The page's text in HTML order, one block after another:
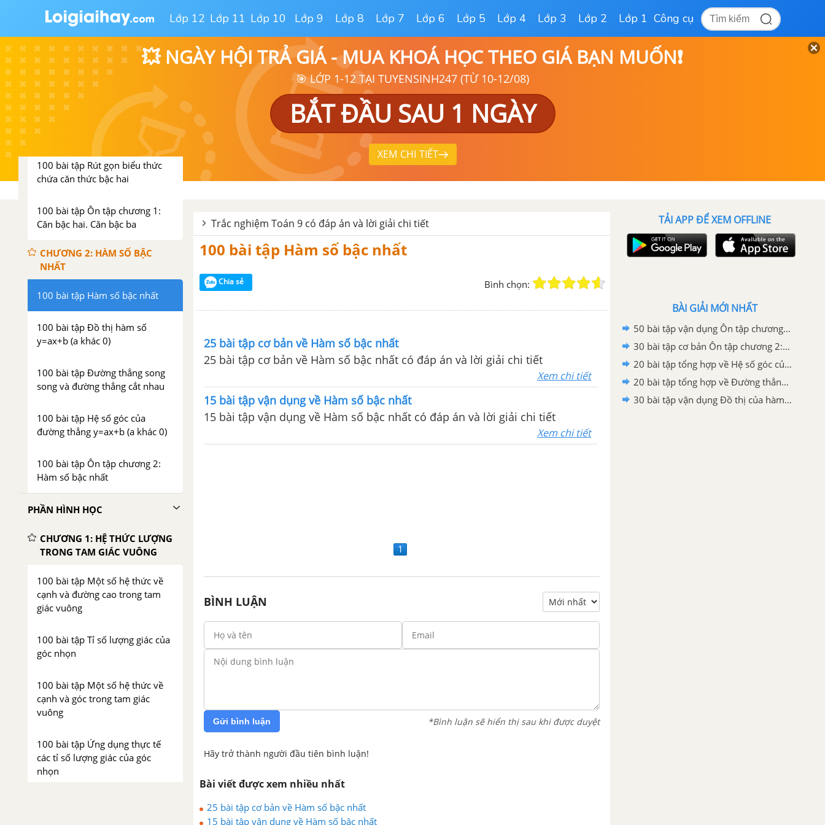
Lớp 12 Lớp 11 Lớp 10 Lớp 9 Lớp 8 Lớp 7 Lớp 6 Lớp 5 Lớp 4 Lớp 3 Lớp 2 Lớp 1 Công cụ
💥 NGÀY HỘI TRẢ GIÁ - MUA KHOÁ HỌC THEO GIÁ BẠN MUỐN❗
🎯 LỚP 1-12 TẠI TUYENSINH247 (TỪ 10-12/08)
BẮT ĐẦU SAU 1 NGÀY
XEM CHI TIẾT
100 bài tập Căn thức bậc hai
100 bài tập Liên hệ giữa phép
nhân, phép chia và phép khai
phương
100 bài tập Biến đổi đơn giản
biểu thức chứa căn thức bậc hai
100 bài tập Rút gọn biểu thức
chứa căn thức bậc hai
100 bài tập Ôn tập chương 1:
Căn bậc hai. Căn bậc ba
CHƯƠNG 2: HÀM SỐ BẬC
NHẤT
100 bài tập Hàm số bậc nhất
100 bài tập Đồ thị hàm số
y=ax+b (a khác 0)
100 bài tập Đường thẳng song
song và đường thẳng cắt nhau
100 bài tập Hệ số góc của
đường thẳng y=ax+b (a khác 0)
100 bài tập Ôn tập chương 2:
Hàm số bậc nhất
PHẦN HÌNH HỌC
CHƯƠNG 1: HỆ THỨC LƯỢNG
TRONG TAM GIÁC VUÔNG
100 bài tập Một số hệ thức về
cạnh và đường cao trong tam
giác vuông
100 bài tập Tỉ số lượng giác của
góc nhọn
100 bài tập Một số hệ thức về
cạnh và góc trong tam giác
vuông
100 bài tập Ứng dụng thực tế
các tỉ số lượng giác của góc
nhọn
Trắc nghiệm Toán 9 có đáp án và lời giải chi tiết
100 bài tập Hàm số bậc nhất
Chia sẻ Bình chọn:
25 bài tập cơ bản về Hàm số bậc nhất
25 bài tập cơ bản về Hàm số bậc nhất có đáp án và lời giải chi tiết
Xem chi tiết
15 bài tập vận dụng về Hàm số bậc nhất
15 bài tập vận dụng về Hàm số bậc nhất có đáp án và lời giải chi tiết
Xem chi tiết
1
BÌNH LUẬN
Gửi bình luận *Bình luận sẽ hiển thị sau khi được duyệt
Hãy trở thành người đầu tiên bình luận!
Bài viết được xem nhiều nhất
25 bài tập cơ bản về Hàm số bậc nhất
15 bài tập vận dụng về Hàm số bậc nhất
TẢI APP ĐỂ XEM OFFLINE
BÀI GIẢI MỚI NHẤT
50 bài tập vận dụng Ôn tập chương 2: Hàm số bậc nhất
30 bài tập cơ bản Ôn tập chương 2: Hàm số bậc nhất
20 bài tập tổng hợp về Hệ số góc của đường thẳng y=ax+b (a khác 0)
20 bài tập tổng hợp về Đường thẳng song song và đường thẳng cắt nhau
30 bài tập vận dụng Đồ thị của hàm số y=ax+b (a khác 0)